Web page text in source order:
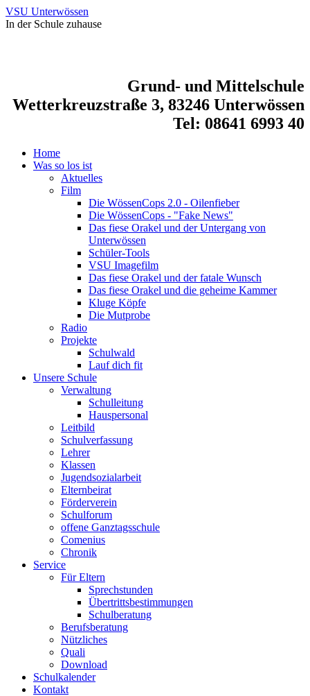
VSU Unterwössen
In der Schule zuhause
Grund- und Mittelschule
Wetterkreuzstraße 3, 83246 Unterwössen
Tel: 08641 6993 40
Home
Was so los ist
Aktuelles
Film
Die WössenCops 2.0 - Oilenfieber
Die WössenCops - "Fake News"
Das fiese Orakel und der Untergang von
Unterwössen
Schüler-Tools
VSU Imagefilm
Das fiese Orakel und der fatale Wunsch
Das fiese Orakel und die geheime Kammer
Kluge Köpfe
Die Mutprobe
Radio
Projekte
Schulwald
Lauf dich fit
Unsere Schule
Verwaltung
Schulleitung
Hauspersonal
Leitbild
Schulverfassung
Lehrer
Klassen
Jugendsozialarbeit
Elternbeirat
Förderverein
Schulforum
offene Ganztagsschule
Comenius
Chronik
Service
Für Eltern
Sprechstunden
Übertrittsbestimmungen
Schulberatung
Berufsberatung
Nützliches
Quali
Download
Schulkalender
Kontakt